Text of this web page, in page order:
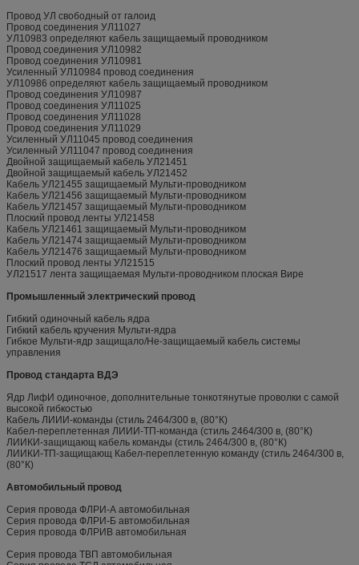
Провод УЛ свободный от галоид
Провод соединения УЛ11027
УЛ10983 определяют кабель защищаемый проводником
Провод соединения УЛ10982
Провод соединения УЛ10981
Усиленный УЛ10984 провод соединения
УЛ10986 определяют кабель защищаемый проводником
Провод соединения УЛ10987
Провод соединения УЛ11025
Провод соединения УЛ11028
Провод соединения УЛ11029
Усиленный УЛ11045 провод соединения
Усиленный УЛ11047 провод соединения
Двойной защищаемый кабель УЛ21451
Двойной защищаемый кабель УЛ21452
Кабель УЛ21455 защищаемый Мульти-проводником
Кабель УЛ21456 защищаемый Мульти-проводником
Кабель УЛ21457 защищаемый Мульти-проводником
Плоский провод ленты УЛ21458
Кабель УЛ21461 защищаемый Мульти-проводником
Кабель УЛ21474 защищаемый Мульти-проводником
Кабель УЛ21476 защищаемый Мульти-проводником
Плоский провод ленты УЛ21515
УЛ21517 лента защищаемая Мульти-проводником плоская Вире
Промышленный электрический провод
Гибкий одиночный кабель ядра
Гибкий кабель кручения Мульти-ядра
Гибкое Мульти-ядр защищало/Не-защищаемый кабель системы
управления
Провод стандарта ВДЭ
Ядр ЛифИ одиночное, дополнительные тонкотянутые проволки с самой
высокой гибкостью
Кабель ЛИИИ-команды (стиль 2464/300 в, (80°К)
Кабел-переплетенная ЛИИИ-ТП-команда (стиль 2464/300 в, (80°К)
ЛИИКИ-защищающ кабель команды (стиль 2464/300 в, (80°К)
ЛИИКИ-ТП-защищающ Кабел-переплетенную команду (стиль 2464/300 в,
(80°К)
Автомобильный провод
Серия провода ФЛРИ-А автомобильная
Серия провода ФЛРИ-Б автомобильная
Серия провода ФЛРИВ автомобильная
Серия провода ТВП автомобильная